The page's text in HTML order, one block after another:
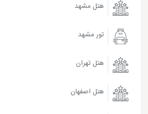
هتل مشهد
تور مشهد
هتل تهران
هتل اصفهان